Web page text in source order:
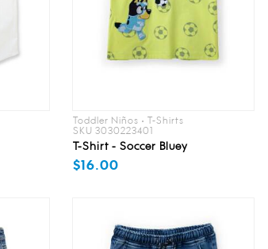
Toddler Niños • T-Shirts
SKU 3030223401
T-Shirt - Soccer Bluey
$16.00